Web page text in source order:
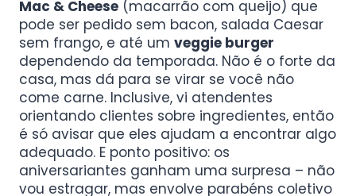
Mac & Cheese (macarrão com queijo) que
pode ser pedido sem bacon, salada Caesar
sem frango, e até um veggie burger
dependendo da temporada. Não é o forte da
casa, mas dá para se virar se você não
come carne. Inclusive, vi atendentes
orientando clientes sobre ingredientes, então
é só avisar que eles ajudam a encontrar algo
adequado. E ponto positivo: os
aniversariantes ganham uma surpresa – não
vou estragar, mas envolve parabéns coletivo